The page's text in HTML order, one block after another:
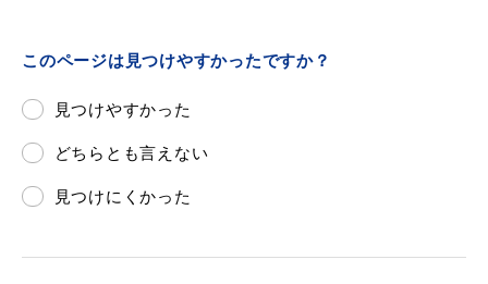
ご案内
このページは見つけやすかったですか？
見つけやすかった
どちらとも言えない
見つけにくかった